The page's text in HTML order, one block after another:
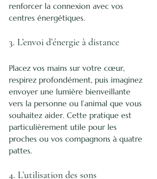
renforcer la connexion avec vos
centres énergétiques.
3. L’envoi d’énergie à distance
Placez vos mains sur votre cœur,
respirez profondément, puis imaginez
envoyer une lumière bienveillante
vers la personne ou l’animal que vous
souhaitez aider. Cette pratique est
particulièrement utile pour les
proches ou vos compagnons à quatre
pattes.
4. L’utilisation des sons